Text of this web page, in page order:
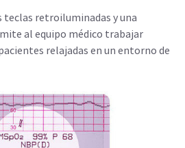
retroiluminadas y una
al equipo médico trabajar
relajadas en un entorno de